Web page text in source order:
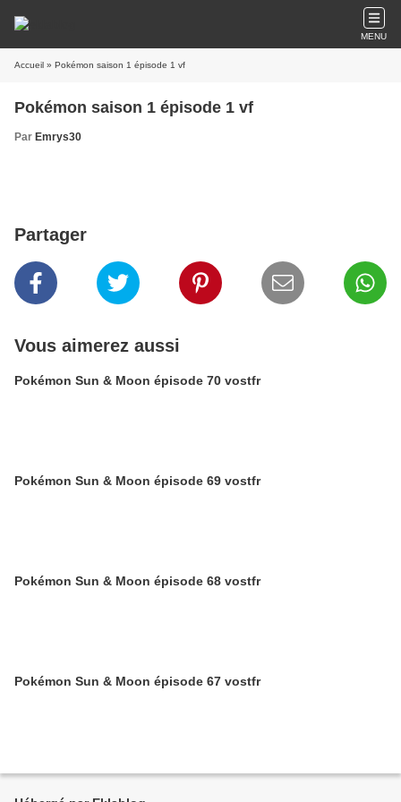
MENU
Accueil » Pokémon saison 1 épisode 1 vf
Pokémon saison 1 épisode 1 vf
Par Emrys30
Partager
Vous aimerez aussi
Pokémon Sun & Moon épisode 70 vostfr
Pokémon Sun & Moon épisode 69 vostfr
Pokémon Sun & Moon épisode 68 vostfr
Pokémon Sun & Moon épisode 67 vostfr